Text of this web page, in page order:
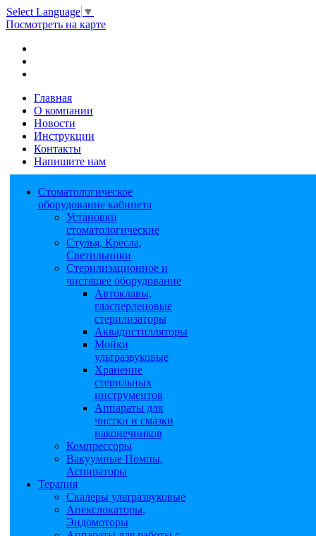
Select Language ▼
Посмотреть на карте
Главная
О компании
Новости
Инструкции
Контакты
Напишите нам
Стоматологическое
оборудование кабинета
Установки
стоматологические
Стулья, Кресла,
Светильники
Стерилизационное и
чистящее оборудование
Автоклавы,
гласперленовые
стерилизаторы
Аквадистилляторы
Мойки
ультразвуковые
Хранение
стерильных
инструментов
Аппараты для
чистки и смазки
наконечников
Компрессоры
Вакуумные Помпы,
Аспираторы
Терапия
Скалеры ультразвуковые
Апекслокаторы,
Эндомоторы